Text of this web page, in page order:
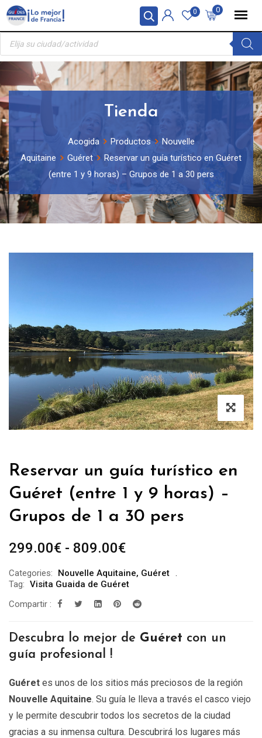
Panel de gestión de cookies
Skip
content
0
0
Búsqueda
productos
Tienda
Acogida Productos
Nouvelle
Aquitaine
Guéret
Reservar un guía turístico en Guéret
(entre 1 y 9 horas) – Grupos de 1 a 30 pers
Reservar un guía turístico en
Guéret (entre 1 y 9 horas) –
Grupos de 1 a 30 pers
299.00€ - 809.00€Rango
precios:
desde
299.00€
hasta
809.00€
Categories: Nouvelle Aquitaine, Guéret
Tag: Visita Guaida de Guéret
Compartir :
Descubra lo mejor de Guéret con un
guía profesional !
Guéret es unos de los sitios más preciosos de la región
Nouvelle Aquitaine. Su guía le lleva a través el casco viejo
y le permite descubrir todos los secretos de la ciudad
gracias a su inmensa cultura. Descubrirá los lugares más